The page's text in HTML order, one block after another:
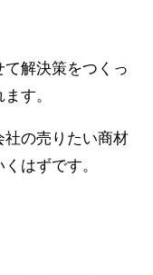
解決策をつくっ
す。
の売りたい商材
はずです。